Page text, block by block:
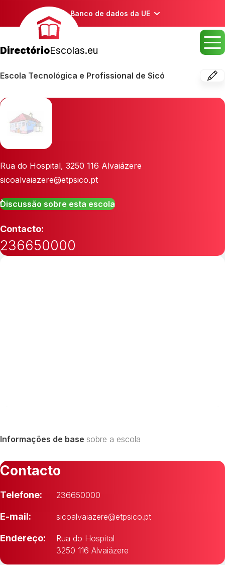
Banco de dados da UE
DirectórioEscolas.eu
Escola Tecnológica e Profissional de Sicó
Rua do Hospital, 3250 116 Alvaiázere
sicoalvaiazere@etpsico.pt
Discussão sobre esta escola
Contacto:
236650000
Informações de base sobre a escola
Contacto
Telefone: 236650000
E-mail: sicoalvaiazere@etpsico.pt
Endereço:
Rua do Hospital
3250 116 Alvaiázere